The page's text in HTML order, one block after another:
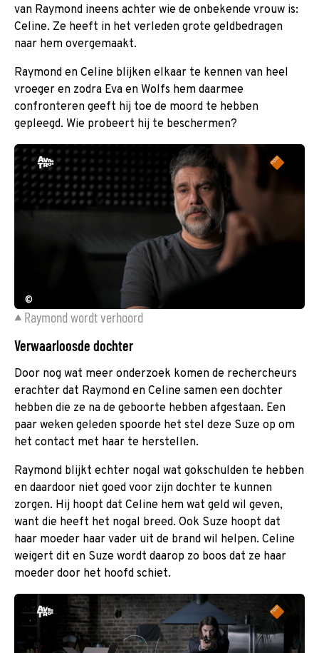
van Raymond ineens achter wie de onbekende vrouw is:
Celine. Ze heeft in het verleden grote geldbedragen
naar hem overgemaakt.
Raymond en Celine blijken elkaar te kennen van heel
vroeger en zodra Eva en Wolfs hem daarmee
confronteren geeft hij toe de moord te hebben
gepleegd. Wie probeert hij te beschermen?
©
Raymond wordt verhoord
Verwaarloosde dochter
Door nog wat meer onderzoek komen de rechercheurs
erachter dat Raymond en Celine samen een dochter
hebben die ze na de geboorte hebben afgestaan. Een
paar weken geleden spoorde het stel deze Suze op om
het contact met haar te herstellen.
Raymond blijkt echter nogal wat gokschulden te hebben
en daardoor niet goed voor zijn dochter te kunnen
zorgen. Hij hoopt dat Celine hem wat geld wil geven,
want die heeft het nogal breed. Ook Suze hoopt dat
haar moeder haar vader uit de brand wil helpen. Celine
weigert dit en Suze wordt daarop zo boos dat ze haar
moeder door het hoofd schiet.